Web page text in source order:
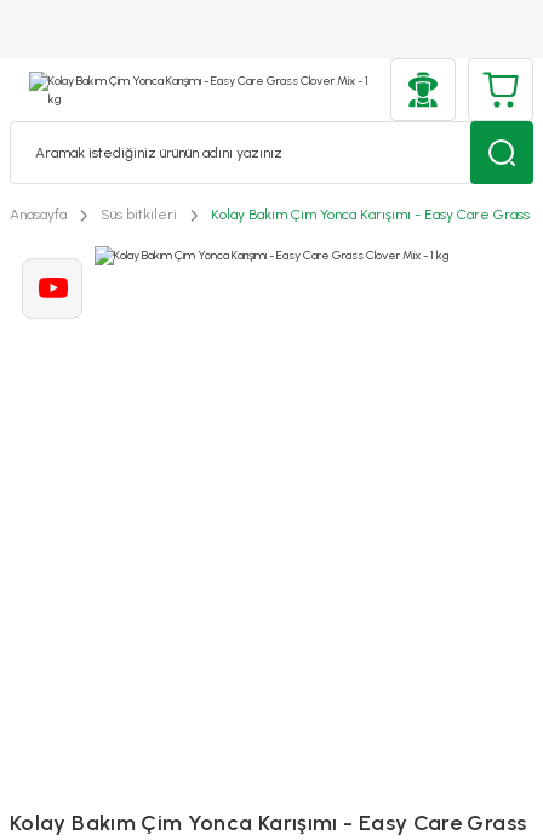
Anasayfa Süs bitkileri Kolay Bakım Çim Yonca Karışımı - Easy Care Grass
Kolay Bakım Çim Yonca Karışımı - Easy Care Grass